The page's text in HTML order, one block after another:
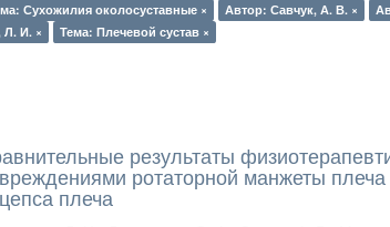
Сухожилия околосуставные × Автор: Савчук, А. В. ×
Л. И. × Тема: Плечевой сустав ×
результаты
ротаторной манжеты
плеча